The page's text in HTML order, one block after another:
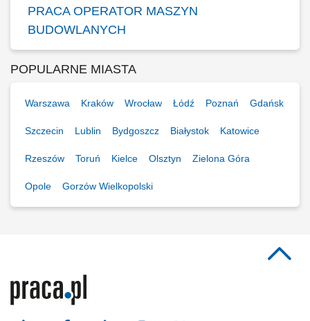
PRACA OPERATOR MASZYN
BUDOWLANYCH
POPULARNE MIASTA
Warszawa Kraków Wrocław Łódź Poznań Gdańsk
Szczecin Lublin Bydgoszcz Białystok Katowice
Rzeszów Toruń Kielce Olsztyn Zielona Góra
Opole Gorzów Wielkopolski